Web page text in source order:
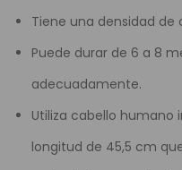
Tiene una densidad de
Puede durar de 6 a 8
adecuadamente.
Utiliza cabello humano
longitud de 45,5 cm